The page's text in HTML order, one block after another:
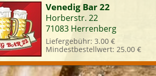
Venedig Bar 22
Horberstr. 22
71083 Herrenberg
Liefergebühr: 3.00 €
Mindestbestellwert: 25.00 €